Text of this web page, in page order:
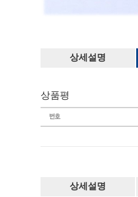
상세설명
상품평
상세설명